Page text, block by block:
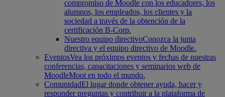
compromiso de Moodle con los educadores, los
alumnos, los empleados, los clientes y la
sociedad a través de la obtención de la
certificación B-Corp.
Nuestro equipo directivoConozca la junta
directiva y el equipo directivo de Moodle.
EventosVea los próximos eventos y fechas de nuestras
conferencias, capacitaciones y seminarios web de
MoodleMoot en todo el mundo.
ComunidadEl lugar donde obtener ayuda, hacer y
responder preguntas y contribuir a la plataforma de